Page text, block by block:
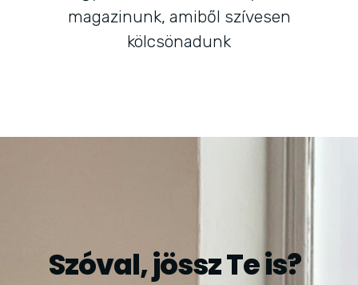
magazinunk, amiből szívesen
kölcsönadunk
Szóval, jössz Te is?